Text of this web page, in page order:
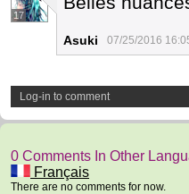
17
Asuki 07/25/2016
Log-in to comment
0 Comments In Other
Français
There are no comments for now.